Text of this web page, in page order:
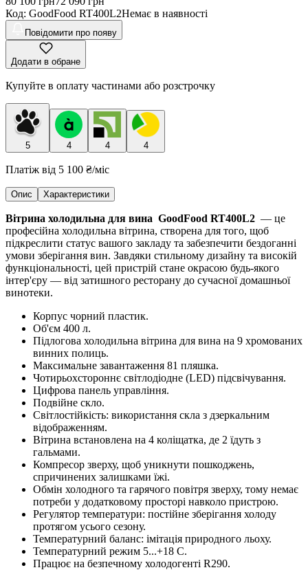
Код: GoodFood RT400L2Немає в наявності
Повідомити про появу
Додати в обране
Купуйте в оплату частинами або розстрочку
5 4 4 4
Платіж від 5 100 ₴/міс
Опис Характеристики
Вітрина холодильна для вина GoodFood RT400L2 — це
професійна холодильна вітрина, створена для того, щоб
підкреслити статус вашого закладу та забезпечити бездоганні
умови зберігання вин. Завдяки стильному дизайну та високій
функціональності, цей пристрій стане окрасою будь-якого
інтер'єру — від затишного ресторану до сучасної домашньої
винотеки.
Корпус чорний пластик.
Об'єм 400 л.
Підлогова холодильна вітрина для вина на 9 хромованих
винних полиць.
Максимальне завантаження 81 пляшка.
Чотирьохстороннє світлодіодне (LED) підсвічування.
Цифрова панель управління.
Подвійне скло.
Світлостійкість: використання скла з дзеркальним
відображенням.
Вітрина встановлена на 4 коліщатка, де 2 їдуть з
гальмами.
Компресор зверху, щоб уникнути пошкоджень,
спричинених залишками їжі.
Обмін холодного та гарячого повітря зверху, тому немає
потреби у додатковому просторі навколо пристрою.
Регулятор температури: постійне зберігання холоду
протягом усього сезону.
Температурний баланс: імітація природного льоху.
Температурний режим 5...+18 C.
Працює на безпечному холодогенті R290.